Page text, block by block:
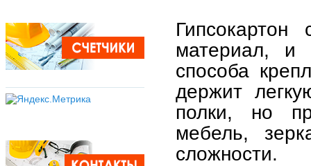
материал, и
способа
держит
полки, но
мебель,
сложности.